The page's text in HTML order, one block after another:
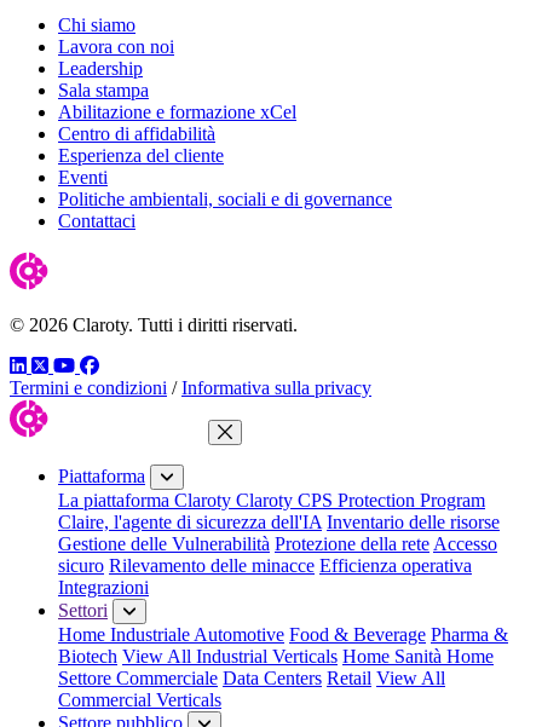
Chi siamo
Lavora con noi
Leadership
Sala stampa
Abilitazione e formazione xCel
Centro di affidabilità
Esperienza del cliente
Eventi
Politiche ambientali, sociali e di governance
Contattaci
© 2026 Claroty. Tutti i diritti riservati.
LinkedIn
TwitterYouTube
Facebook
Termini e condizioni / Informativa sulla privacy
Chiudi menu
Piattaforma
La piattaforma Claroty Claroty CPS Protection Program
Claire, l'agente di sicurezza dell'IA Inventario delle risorse
Gestione delle Vulnerabilità Protezione della rete Accesso
sicuro Rilevamento delle minacce Efficienza operativa
Integrazioni
Settori
Home Industriale Automotive Food & Beverage Pharma &
Biotech View All Industrial Verticals Home Sanità Home
Settore Commerciale Data Centers Retail View All
Commercial Verticals
Settore pubblico